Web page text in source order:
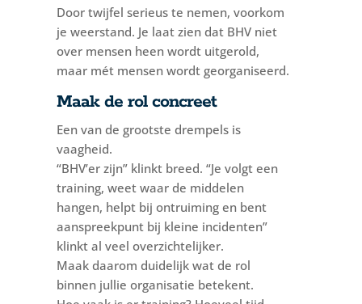
Door twijfel serieus te nemen, voorkom
je weerstand. Je laat zien dat BHV niet
over mensen heen wordt uitgerold,
maar mét mensen wordt georganiseerd.
Maak de rol concreet
Een van de grootste drempels is
vaagheid.
“BHV’er zijn” klinkt breed. “Je volgt een
training, weet waar de middelen
hangen, helpt bij ontruiming en bent
aanspreekpunt bij kleine incidenten”
klinkt al veel overzichtelijker.
Maak daarom duidelijk wat de rol
binnen jullie organisatie betekent.